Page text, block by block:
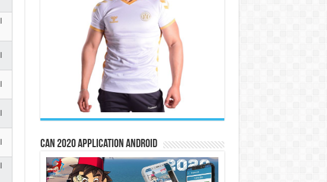
CAN 2020 Application Android